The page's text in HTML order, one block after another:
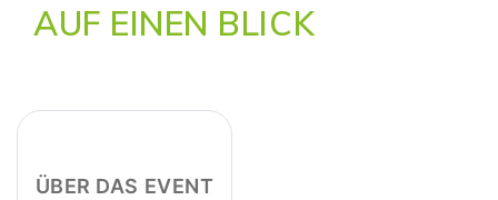
AUF EINEN BLICK
ÜBER DAS EVENT